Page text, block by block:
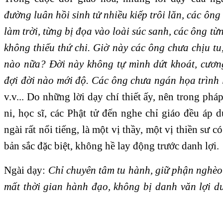
đường luân hồi sinh tử nhiều kiếp trôi lăn, các
làm trời, từng bị đọa vào loài súc sanh, các ông
không thiếu thứ chi. Giờ này các ông chưa chịu
nào nữa? Đời này không tự mình dứt khoát,
đợi đời nào mới độ. Các ông chưa ngán họa
v.v... Do những lời dạy chí thiết ấy, nên trong
ni, học sĩ, các Phật tử đến nghe chỉ giáo đều áp
ngài rất nổi tiếng, là một vị thầy, một vị thiền sư
bản sắc đặc biệt, không hề lay động trước danh lợi.
Ngài dạy: Chỉ chuyên tâm tu hành, giữ phận
mất thời gian hành đạo, không bị danh văn lợi